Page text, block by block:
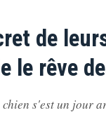
de
le rêve
s'est un jour